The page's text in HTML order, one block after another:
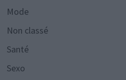
Mode
Non classé
Santé
Sexo